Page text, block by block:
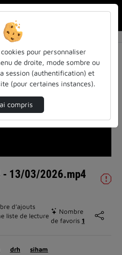
Info SIHAM 4 - 13/03/2026.mp4
Lire
vidéo
- 13/03/2026.mp4
d’ajouts
liste de lecture
Nombre
de favoris 1
drh siham
pour personnaliser
de droite, mode sombre ou
session (authentification) et
(pour certaines instances).
compris